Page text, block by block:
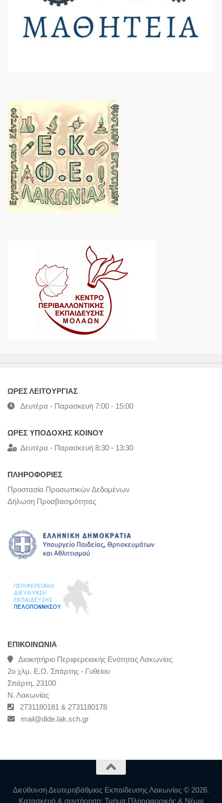
ΩΡΕΣ ΛΕΙΤΟΥΡΓΙΑΣ
Δευτέρα - Παρασκευή 7:00 - 15:00
ΩΡΕΣ ΥΠΟΔΟΧΗΣ ΚΟΙΝΟΥ
Δευτέρα - Παρασκευή 8:30 - 13:30
ΠΛΗΡΟΦΟΡΙΕΣ
Προστασία Προσωπικών Δεδομένων
Δήλωση Προσβασιμότητας
ΕΠΙΚΟΙΝΩΝΊΑ
Διοικητήριο Περιφερειακής Ενότητας Λακωνίας
2ο χλμ. Ε.Ο. Σπάρτης - Γυθείου
Σπάρτη, 23100
Ν. Λακωνίας
2731180181 & 2731180178
mail@dide.lak.sch.gr
Διεύθυνση Δευτεροβάθμιας Εκπαίδευσης Λακωνίας © 2026.
Κατασκευή & συντήρηση: Τμήμα Πληροφορικής & Νέων